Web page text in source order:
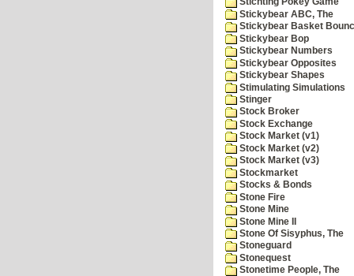
Stickybear ABC, The
Stickybear Basket
Stickybear Bop
Stickybear Numbers
Stickybear Opposites
Stickybear Shapes
Stimulating Simulations
Stinger
Stock Broker
Stock Exchange
Stock Market (v1)
Stock Market (v2)
Stock Market (v3)
Stockmarket
Stocks & Bonds
Stone Fire
Stone Mine
Stone Mine II
Stone Of Sisyphus, The
Stoneguard
Stonequest
Stonetime People, The